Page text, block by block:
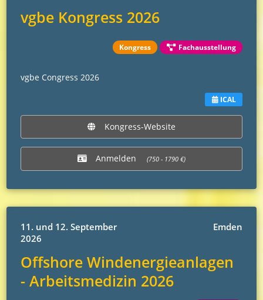
vgbe Kongress 2026
Kongress Fachausstellung
vgbe Congress 2026
ICAL
Kongress-Website
Anmelden (750 - 1790 €)
11. und 12. September
2026
Emden
Offshore Windenergieanlagen
- Arbeitsmedizin 2026